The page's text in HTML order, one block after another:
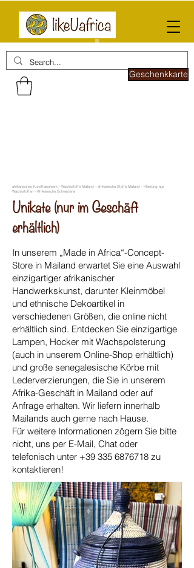
Geschenkkarte
afrikanisches Kunsthandwerk - Wachsstoffe Mailand - afrikanische Stoffe Mailand - Kleidung aus
Wachsstoffen - Afrikanische Schneiderei
Unikate (nur im Geschäft
erhältlich)
In unserem „Made in Africa“-Concept-
Store in Mailand erwartet Sie eine Auswahl
einzigartiger afrikanischer
Handwerkskunst, darunter Kleinmöbel
und ethnische Dekoartikel in
verschiedenen Größen, die online nicht
erhältlich sind. Entdecken Sie einzigartige
Lampen, Hocker mit Wachspolsterung
(auch in unserem Online-Shop erhältlich)
und große senegalesische Körbe mit
Lederverzierungen, die Sie in unserem
Afrika-Geschäft in Mailand oder auf
Anfrage erhalten. Wir liefern innerhalb
Mailands auch gerne nach Hause.
Für weitere Informationen zögern Sie bitte
nicht, uns per E-Mail, Chat oder
telefonisch unter +39 335 6876718 zu
kontaktieren!